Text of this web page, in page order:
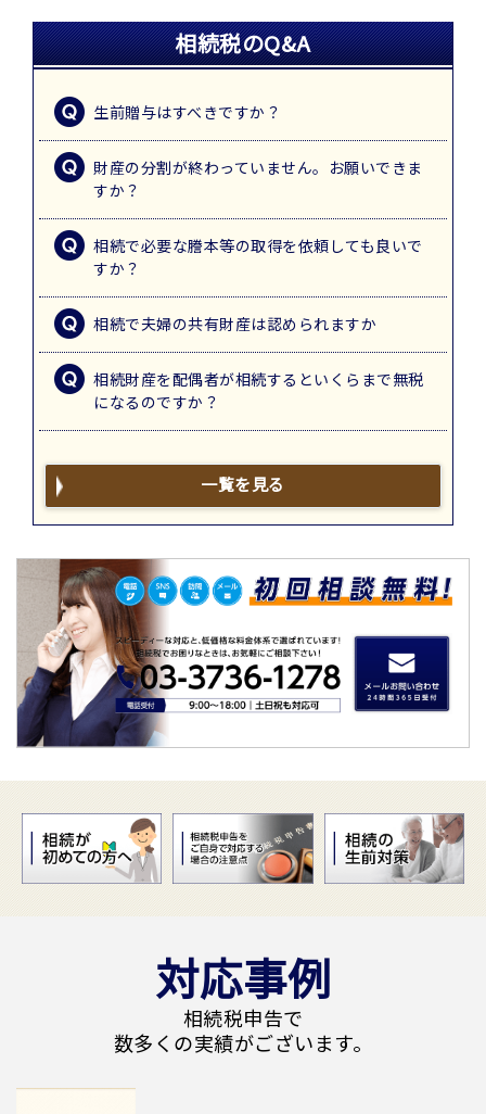
相続税のQ&A
生前贈与はすべきですか？
財産の分割が終わっていません。お願いできま
すか？
相続で必要な謄本等の取得を依頼しても良いで
すか？
相続で夫婦の共有財産は認められますか
相続財産を配偶者が相続するといくらまで無税
になるのですか？
一覧を見る
対応事例
相続税申告で
数多くの実績がございます。